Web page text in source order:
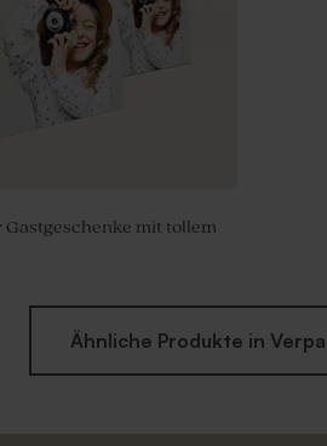
mit tollem
Ähnliche Produkte in